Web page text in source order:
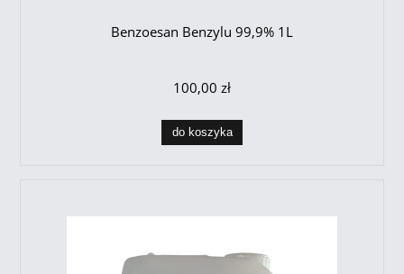
Benzoesan Benzylu 99,9% 1L
100,00 zł
do koszyka